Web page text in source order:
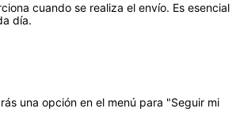
cuando se realiza el envío. Es esencial
día.
una opción en el menú para "Seguir mi